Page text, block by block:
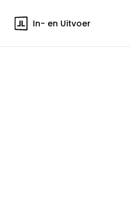
In- en Uitvoer